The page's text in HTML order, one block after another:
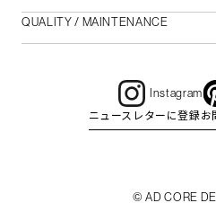
QUALITY / MAINTENANCE
Instagram
ニュースレターに登録お
© AD CORE